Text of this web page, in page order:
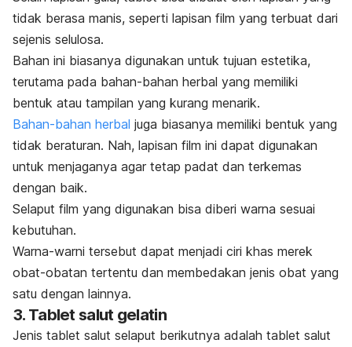
tidak berasa manis, seperti lapisan film yang terbuat dari
sejenis selulosa.
Bahan ini biasanya digunakan untuk tujuan estetika,
terutama pada bahan-bahan herbal yang memiliki
bentuk atau tampilan yang kurang menarik.
Bahan-bahan herbal juga biasanya memiliki bentuk yang
tidak beraturan. Nah, lapisan film ini dapat digunakan
untuk menjaganya agar tetap padat dan terkemas
dengan baik.
Selaput film yang digunakan bisa diberi warna sesuai
kebutuhan.
Warna-warni tersebut dapat menjadi ciri khas merek
obat-obatan tertentu dan membedakan jenis obat yang
satu dengan lainnya.
3. Tablet salut gelatin
Jenis tablet salut selaput berikutnya adalah tablet salut